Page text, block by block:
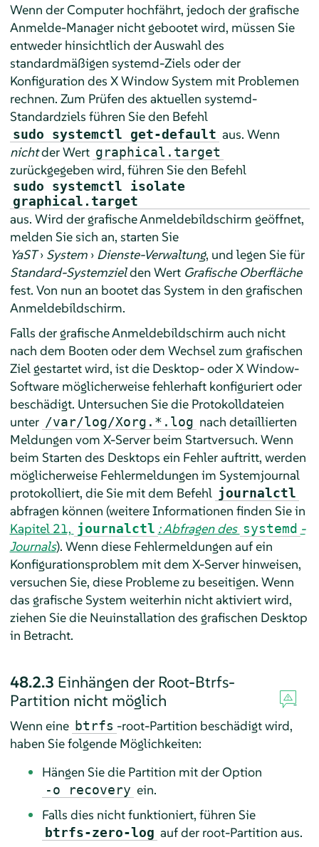
Wenn der Computer hochfährt, jedoch der grafische
Anmelde-Manager nicht gebootet wird, müssen Sie
entweder hinsichtlich der Auswahl des
standardmäßigen systemd-Ziels oder der
Konfiguration des X Window System mit Problemen
rechnen. Zum Prüfen des aktuellen systemd-
Standardziels führen Sie den Befehl
sudo systemctl get-default aus. Wenn
nichtder Wert graphical.target
zurückgegeben wird, führen Sie den Befehl
sudo systemctl isolate
graphical.target
aus. Wird der grafische Anmeldebildschirm geöffnet,
melden Sie sich an, starten Sie
YaST› System› Dienste-Verwaltung, und legen Sie für
Standard-Systemzielden Wert Grafische Oberfläche
fest. Von nun an bootet das System in den grafischen
Anmeldebildschirm.
Falls der grafische Anmeldebildschirm auch nicht
nach dem Booten oder dem Wechsel zum grafischen
Ziel gestartet wird, ist die Desktop- oder X Window-
Software möglicherweise fehlerhaft konfiguriert oder
beschädigt. Untersuchen Sie die Protokolldateien
unter /var/log/Xorg.*.log nach detaillierten
Meldungen vom X-Server beim Startversuch. Wenn
beim Starten des Desktops ein Fehler auftritt, werden
möglicherweise Fehlermeldungen im Systemjournal
protokolliert, die Sie mit dem Befehl journalctl
abfragen können (weitere Informationen finden Sie in
Kapitel 21, journalctl : Abfragen des systemd -
Journals). Wenn diese Fehlermeldungen auf ein
Konfigurationsproblem mit dem X-Server hinweisen,
versuchen Sie, diese Probleme zu beseitigen. Wenn
das grafische System weiterhin nicht aktiviert wird,
ziehen Sie die Neuinstallation des grafischen Desktop
in Betracht.
48.2.3 Einhängen der Root-Btrfs-
Partition nicht möglich
Wenn eine btrfs -root-Partition beschädigt wird,
haben Sie folgende Möglichkeiten:
Hängen Sie die Partition mit der Option
-o recovery ein.
Falls dies nicht funktioniert, führen Sie
btrfs-zero-log auf der root-Partition aus.